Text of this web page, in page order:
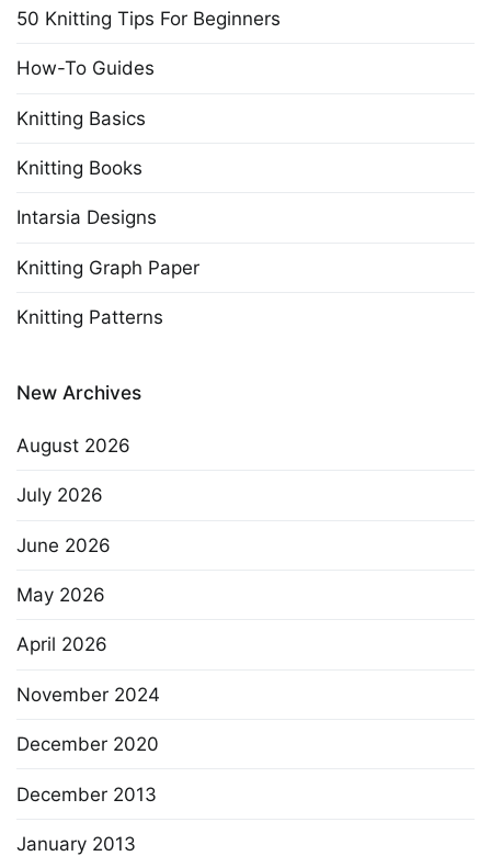
50 Knitting Tips For Beginners
How-To Guides
Knitting Basics
Knitting Books
Intarsia Designs
Knitting Graph Paper
Knitting Patterns
New Archives
August 2026
July 2026
June 2026
May 2026
April 2026
November 2024
December 2020
December 2013
January 2013